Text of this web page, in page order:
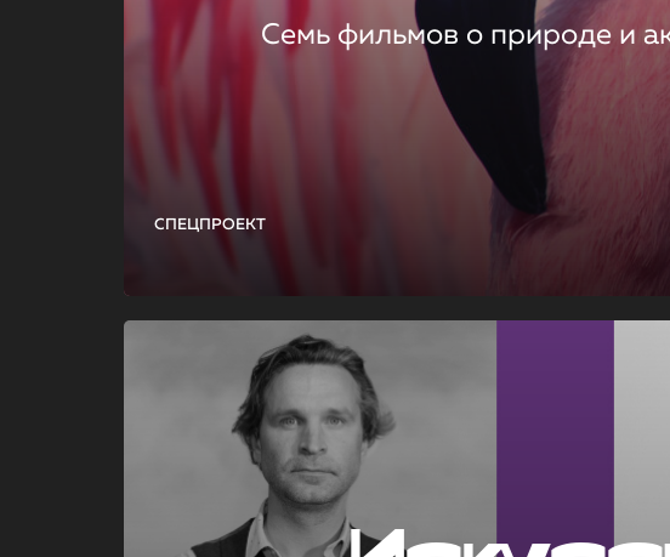
СПЕЦПРОЕКТ
Семь фильмов о природе и